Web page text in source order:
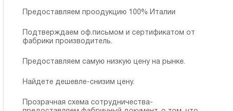
Предоставляем проодукцию 100% Италии
Подтверждаем оф.письмом и сертификатом от
фабрики производитель.
Предоставляем самую низкую цену на рынке.
Найдете дешевле-снизим цену.
Прозрачная схема сотрудничества-